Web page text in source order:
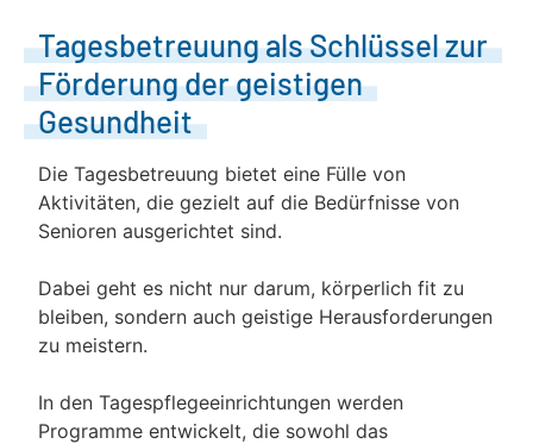
Tagesbetreuung als Schlüssel zur
Förderung der geistigen
Gesundheit
Die Tagesbetreuung bietet eine Fülle von
Aktivitäten, die gezielt auf die Bedürfnisse von
Senioren ausgerichtet sind.
Dabei geht es nicht nur darum, körperlich fit zu
bleiben, sondern auch geistige Herausforderungen
zu meistern.
In den Tagespflegeeinrichtungen werden
Programme entwickelt, die sowohl das